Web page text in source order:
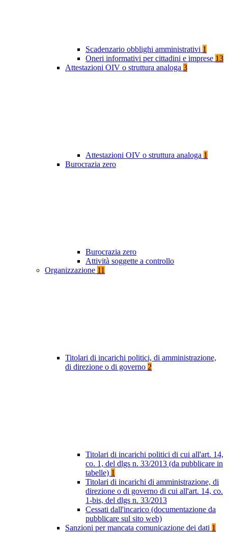
Scadenzario obblighi amministrativi 1
Oneri informativi per cittadini e imprese 13
Attestazioni OIV o struttura analoga 3
Attestazioni OIV o struttura analoga 1
Burocrazia zero
Burocrazia zero
Attività soggette a controllo
Organizzazione 11
Titolari di incarichi politici, di amministrazione,
di direzione o di governo 2
Titolari di incarichi politici di cui all'art. 14,
co. 1, del dlgs n. 33/2013 (da pubblicare in
tabelle) 1
Titolari di incarichi di amministrazione, di
direzione o di governo di cui all'art. 14, co.
1-bis, del dlgs n. 33/2013
Cessati dall'incarico (documentazione da
pubblicare sul sito web)
Sanzioni per mancata comunicazione dei dati 1